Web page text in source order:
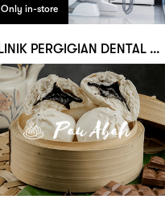
Only in-store
KLINIK PERGIGIAN DENTAL SQUARE